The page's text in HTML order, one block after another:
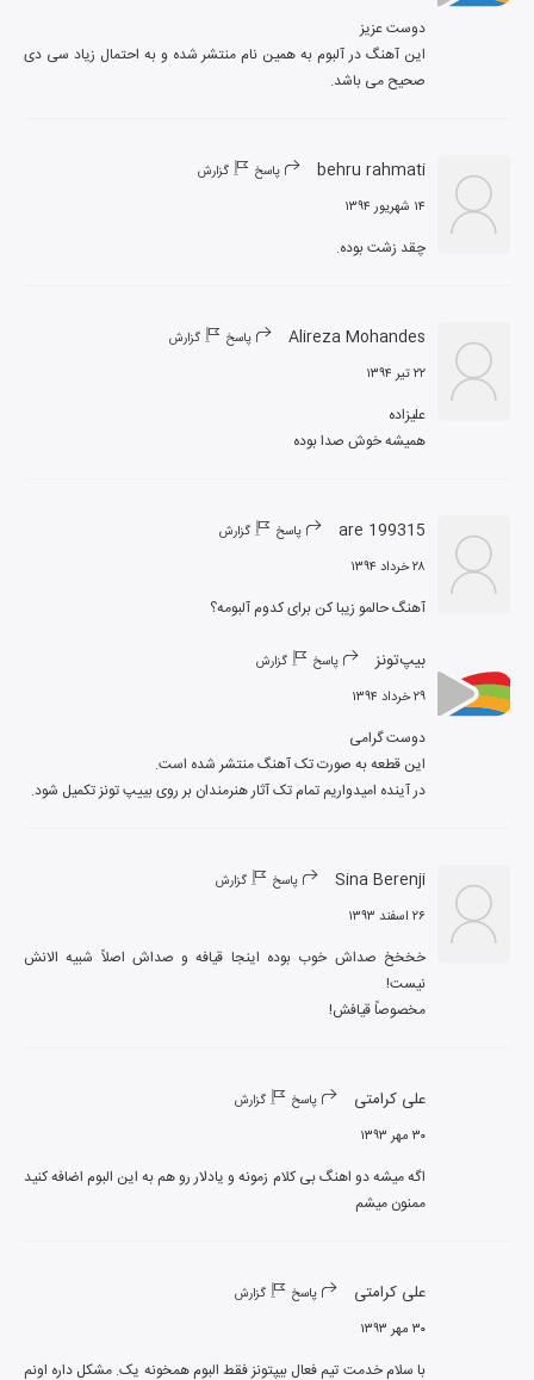
این آهنگ در آلبوم به همین نام منتشر شده و به احتمال زیاد سی دی
صحیح می باشد.
behru rahmati پاسخ گزارش
۱۴ شهریور ۱۳۹۴
چقد زشت بوده.
Alireza Mohandes پاسخ گزارش
۲۲ تیر ۱۳۹۴
همیشه خوش صدا بوده
are 199315 پاسخ گزارش
۲۸ خرداد ۱۳۹۴
آهنگ حالمو زیبا کن برای کدوم آلبومه؟
بیپ‌تونز پاسخ گزارش
۲۹ خرداد ۱۳۹۴
در آینده امیدواریم تمام تک آثار هنرمندان بر روی بییپ تونز تکمیل شود.
Sina Berenji پاسخ گزارش
۲۶ اسفند ۱۳۹۳
مخصوصاً قیافش!
علی کرامتی پاسخ گزارش
۳۰ مهر ۱۳۹۳
ممنون میشم
علی کرامتی پاسخ گزارش
۳۰ مهر ۱۳۹۳